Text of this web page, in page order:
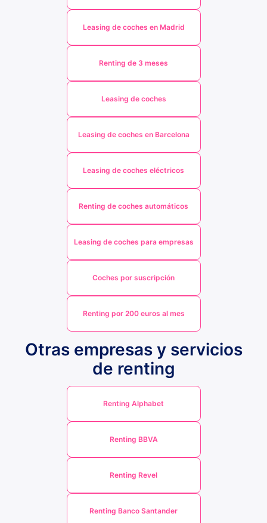
Leasing de coches en Madrid
Renting de 3 meses
Leasing de coches
Leasing de coches en Barcelona
Leasing de coches eléctricos
Renting de coches automáticos
Leasing de coches para empresas
Coches por suscripción
Renting por 200 euros al mes
Otras empresas y servicios
de renting
Renting Alphabet
Renting BBVA
Renting Revel
Renting Banco Santander